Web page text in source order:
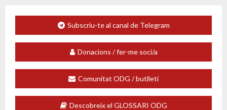
Subscriu-te al canal de Telegram
Donacions / fer-me soci/a
Comunitat ODG / butlletí
Descobreix el GLOSSARI ODG